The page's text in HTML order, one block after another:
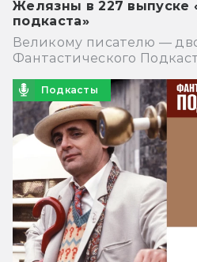
Желязны в 227 выпуске
подкаста»
Великому писателю —
Фантастического
Подкасты